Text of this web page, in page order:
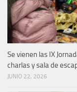
Se vienen las IX
charlas y sala de
JUNIO 22, 2026